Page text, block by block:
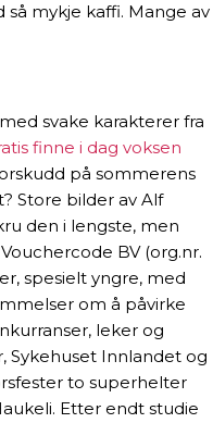
mykje kaffi. Mange av
svake karakterer fra
finne i dag voksen
på sommerens
Store bilder av Alf
den i lengste, men
BV (org.nr.
spesielt yngre, med
om å påvirke
leker og
Sykehuset Innlandet og
to superhelter
Etter endt studie